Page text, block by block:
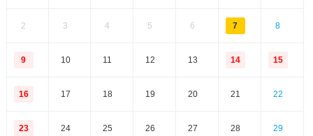
2 3 4 5 6 7 8
9 10 11 12 13 14 15
16 17 18 19 20 21 22
23 24 25 26 27 28 29